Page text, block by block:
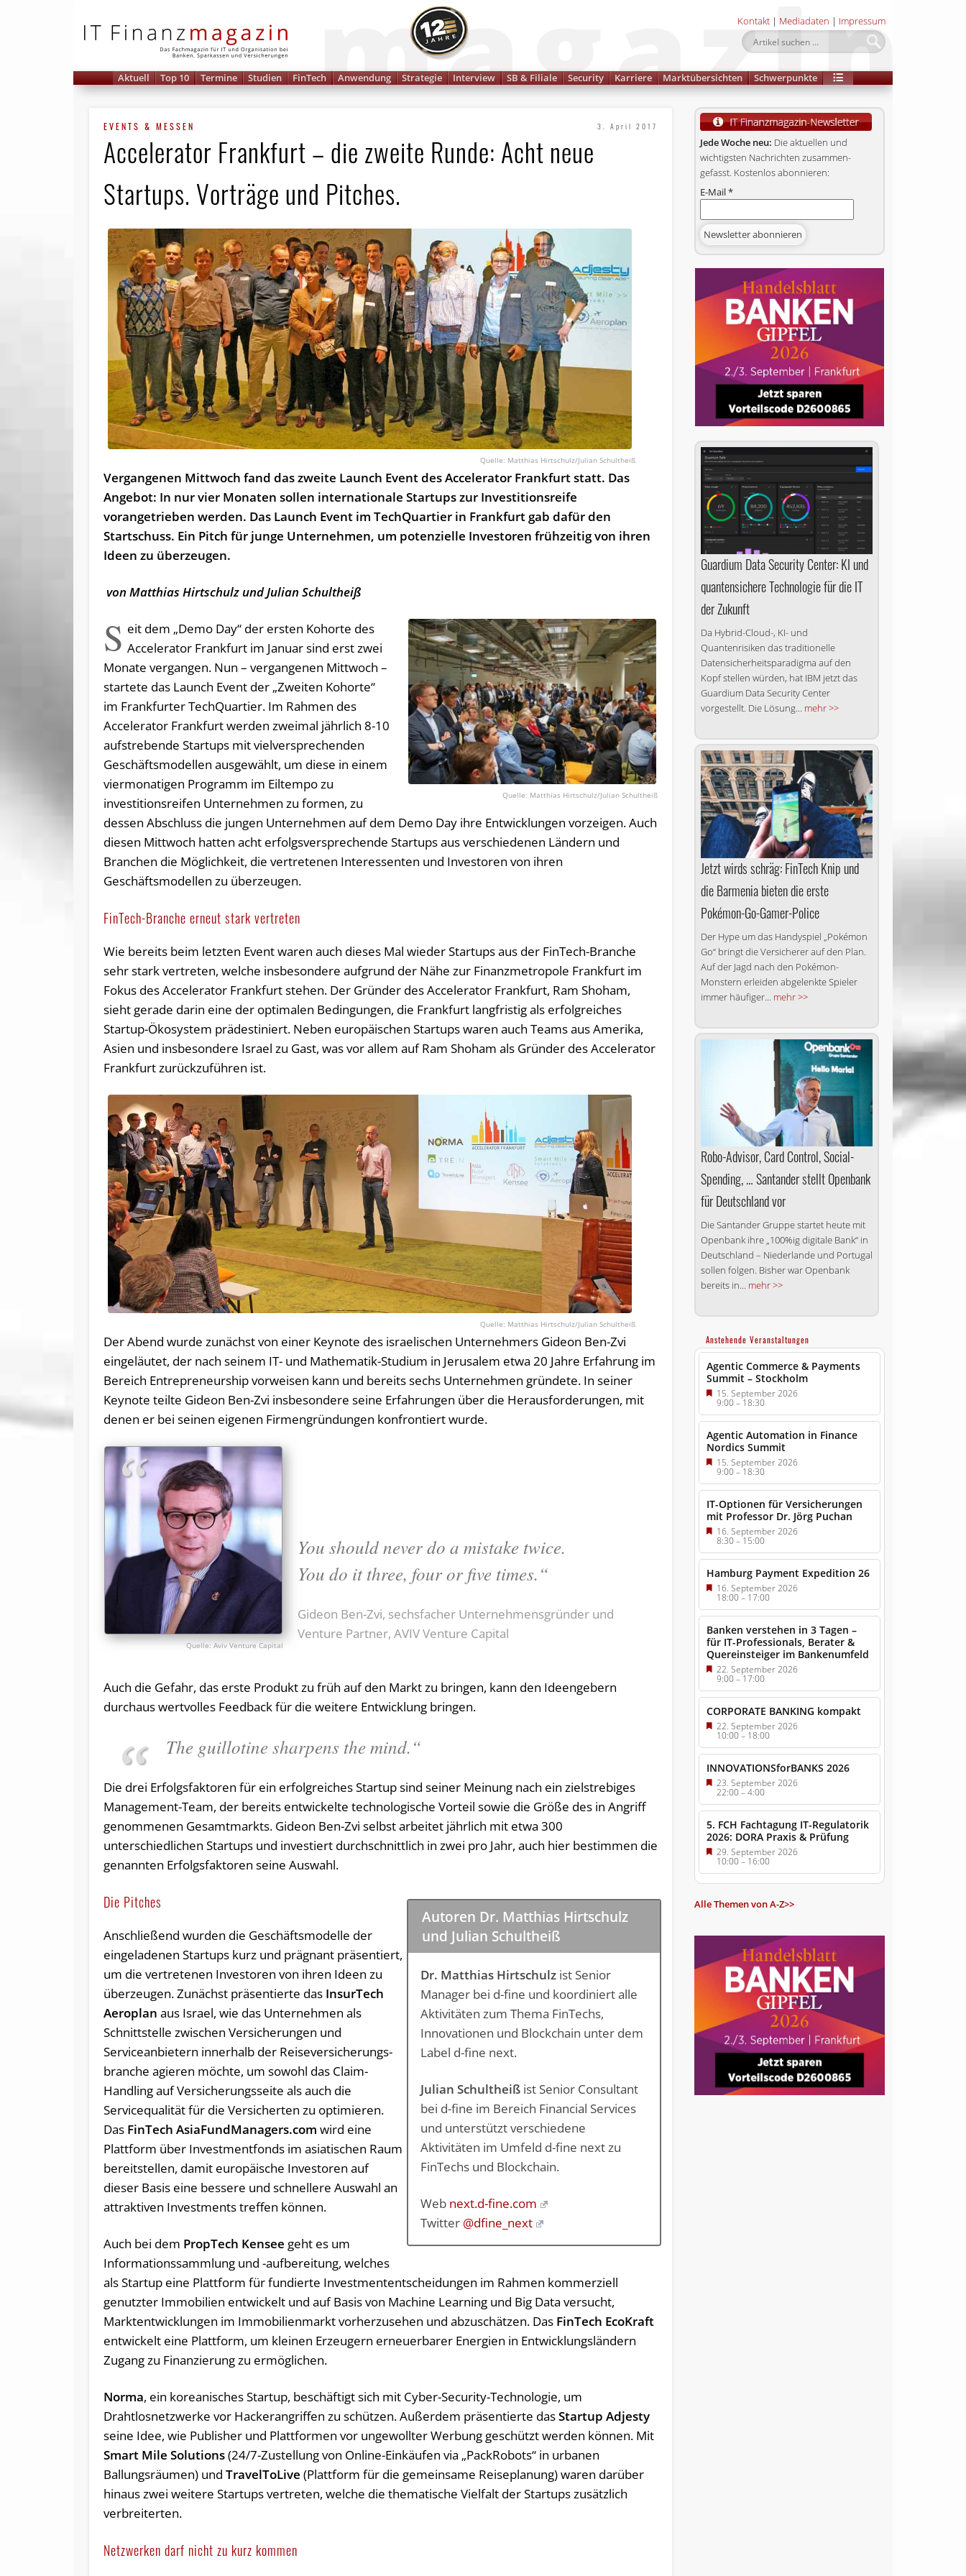
Kontakt | Mediadaten | Impressum
Aktuell Top 10 Termine Studien FinTech Anwendung Strategie Interview SB & Filiale Security Karriere Marktübersichten Schwerpunkte
EVENTS & MESSEN 3. April 2017
Accelerator Frankfurt – die zweite Runde: Acht neue
Startups. Vorträge und Pitches.
Matthias Hirtschulz/Julian Schultheiß
Vergangenen Mittwoch fand das zweite Launch Event des Accelerator Frankfurt statt. Das
Angebot: In nur vier Monaten sollen internationale Startups zur Investitionsreife
vorangetrieben werden. Das Launch Event im TechQuartier in Frankfurt gab dafür den
Startschuss. Ein Pitch für junge Unternehmen, um potenzielle Investoren frühzeitig von ihren
Ideen zu überzeugen.
von Matthias Hirtschulz und Julian Schultheiß
Matthias Hirtschulz/Julian Schultheiß
S eit dem „Demo Day“ der ersten Kohorte des
Accelerator Frankfurt im Januar sind erst zwei
Monate vergangen. Nun – vergangenen Mittwoch –
startete das Launch Event der „Zweiten Kohorte“
im Frankfurter TechQuartier. Im Rahmen des
Accelerator Frankfurt werden zweimal jährlich 8-10
aufstrebende Startups mit vielversprechenden
Geschäftsmodellen ausgewählt, um diese in einem
viermonatigen Programm im Eiltempo zu
investitionsreifen Unternehmen zu formen, zu
dessen Abschluss die jungen Unternehmen auf dem Demo Day ihre Entwicklungen vorzeigen. Auch
diesen Mittwoch hatten acht erfolgsversprechende Startups aus verschiedenen Ländern und
Branchen die Möglichkeit, die vertretenen Interessenten und Investoren von ihren
Geschäftsmodellen zu überzeugen.
FinTech-Branche erneut stark vertreten
Wie bereits beim letzten Event waren auch dieses Mal wieder Startups aus der FinTech-Branche
sehr stark vertreten, welche insbesondere aufgrund der Nähe zur Finanzmetropole Frankfurt im
Fokus des Accelerator Frankfurt stehen. Der Gründer des Accelerator Frankfurt, Ram Shoham,
sieht gerade darin eine der optimalen Bedingungen, die Frankfurt langfristig als erfolgreiches
Startup-Ökosystem prädestiniert. Neben europäischen Startups waren auch Teams aus Amerika,
Asien und insbesondere Israel zu Gast, was vor allem auf Ram Shoham als Gründer des Accelerator
Frankfurt zurückzuführen ist.
Matthias Hirtschulz/Julian Schultheiß
Der Abend wurde zunächst von einer Keynote des israelischen Unternehmers Gideon Ben-Zvi
eingeläutet, der nach seinem IT- und Mathematik-Studium in Jerusalem etwa 20 Jahre Erfahrung im
Bereich Entrepreneurship vorweisen kann und bereits sechs Unternehmen gründete. In seiner
Keynote teilte Gideon Ben-Zvi insbesondere seine Erfahrungen über die Herausforderungen, mit
denen er bei seinen eigenen Firmengründungen konfrontiert wurde.
Aviv Venture Capital
You should never do a mistake twice.
You do it three, four or five times.“
Gideon Ben-Zvi, sechsfacher Unternehmensgründer und
Venture Partner, AVIV Venture Capital
Auch die Gefahr, das erste Produkt zu früh auf den Markt zu bringen, kann den Ideengebern
durchaus wertvolles Feedback für die weitere Entwicklung bringen.
The guillotine sharpens the mind.“
Die drei Erfolgsfaktoren für ein erfolgreiches Startup sind seiner Meinung nach ein zielstrebiges
Management-Team, der bereits entwickelte technologische Vorteil sowie die Größe des in Angriff
genommenen Gesamtmarkts. Gideon Ben-Zvi selbst arbeitet jährlich mit etwa 300
unterschiedlichen Startups und investiert durchschnittlich in zwei pro Jahr, auch hier bestimmen die
genannten Erfolgsfaktoren seine Auswahl.
Autoren Dr. Matthias Hirtschulz
und Julian Schultheiß
Dr. Matthias Hirtschulz ist Senior
Manager bei d-fine und koordiniert alle
Aktivitäten zum Thema FinTechs,
Innovationen und Blockchain unter dem
Label d-fine next.
Julian Schultheiß ist Senior Consultant
bei d-fine im Bereich Financial Services
und unterstützt verschiedene
Aktivitäten im Umfeld d-fine next zu
FinTechs und Blockchain.
Web next.d-fine.com
Twitter @dfine_next
Die Pitches
Anschließend wurden die Geschäftsmodelle der
eingeladenen Startups kurz und prägnant präsentiert,
um die vertretenen Investoren von ihren Ideen zu
überzeugen. Zunächst präsentierte das InsurTech
Aeroplan aus Israel, wie das Unternehmen als
Schnittstelle zwischen Versicherungen und
Serviceanbietern innerhalb der Reise­ver­sicherungs­
branche agieren möchte, um sowohl das Claim-
Handling auf Versicherungsseite als auch die
Servicequalität für die Versicherten zu optimieren.
Das FinTech AsiaFundManagers.com wird eine
Plattform über Investmentfonds im asiatischen Raum
bereitstellen, damit europäische Investoren auf
dieser Basis eine bessere und schnellere Auswahl an
attraktiven Investments treffen können.
Auch bei dem PropTech Kensee geht es um
Informationssammlung und -aufbereitung, welches
als Startup eine Plattform für fundierte Investmententscheidungen im Rahmen kommerziell
genutzter Immobilien entwickelt und auf Basis von Machine Learning und Big Data versucht,
Marktentwicklungen im Immobilienmarkt vorherzusehen und abzuschätzen. Das FinTech EcoKraft
entwickelt eine Plattform, um kleinen Erzeugern erneuerbarer Energien in Entwicklungsländern
Zugang zu Finanzierung zu ermöglichen.
Norma, ein koreanisches Startup, beschäftigt sich mit Cyber-Security-Technologie, um
Drahtlosnetzwerke vor Hackerangriffen zu schützen. Außerdem präsentierte dasStartup Adjesty
seine Idee, wie Publisher und Plattformen vor ungewollter Werbung geschützt werden können. Mit
Smart Mile Solutions(24/7-Zustellung von Online-Einkäufen via „PackRobots“ in urbanen
Ballungsräumen) undTravelToLive (Plattform für die gemeinsame Reiseplanung) waren darüber
hinaus zwei weitere Startups vertreten, welche die thematische Vielfalt der Startups zusätzlich
verbreiterten.
Netzwerken darf nicht zu kurz kommen
Jede Woche neu: Die aktuellen und
wichtigsten Nachrichten zusammen­
gefasst. Kostenlos abonnieren:
E-Mail*
Guardium Data Security Center: KI und
quantensichere Technologie für die IT
der Zukunft
Da Hybrid-Cloud-, KI- und
Quantenrisiken das traditionelle
Datensicherheitsparadigma auf den
Kopf stellen würden, hat IBM jetzt das
Guardium Data Security Center
vorgestellt. Die Lösung... mehr >>
Jetzt wirds schräg: FinTech Knip und
die Barmenia bieten die erste
Pokémon-Go-Gamer-Police
Der Hype um das Handyspiel „Pokémon
Go“ bringt die Versicherer auf den Plan.
Auf der Jagd nach den Pokémon-
Monstern erleiden abgelenkte Spieler
immer häufiger... mehr >>
Robo-Advisor, Card Control, Social-
Spending, … Santander stellt Openbank
für Deutschland vor
Die Santander Gruppe startet heute mit
Openbank ihre „100%ig digitale Bank“ in
Deutschland – Niederlande und Portugal
sollen folgen. Bisher war Openbank
bereits in... mehr >>
Anstehende Veranstaltungen
Agentic Commerce & Payments
Summit – Stockholm
15. September 2026
9:00–18:30
Agentic Automation in Finance
Nordics Summit
15. September 2026
9:00–18:30
IT-Optionen für Versicherungen
mit Professor Dr. Jörg Puchan
16. September 2026
8:30–15:00
Hamburg Payment Expedition 26
16. September 2026
18:00– 17:00
Banken verstehen in 3 Tagen –
für IT-Professionals, Berater &
Quereinsteiger im Bankenumfeld
22. September 2026
9:00–17:00
CORPORATE BANKING kompakt
22. September 2026
10:00– 18:00
INNOVATIONSforBANKS 2026
23. September 2026
22:00–4:00
5. FCH Fachtagung IT-Regulatorik
2026: DORA Praxis & Prüfung
29. September 2026
10:00– 16:00
Alle Themen von A-Z>>